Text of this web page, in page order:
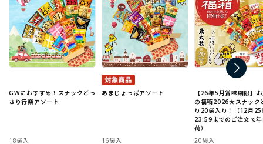
GWにおすすめ！スナックどっ
さり行楽アソート
18袋入
あまじょっぱアソート
16袋入
【26年5月賞味期限】
の福箱2026★スナック
り20袋入り！（12月25
23:59までのご注文で
荷）
20袋入